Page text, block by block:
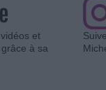
et
à sa